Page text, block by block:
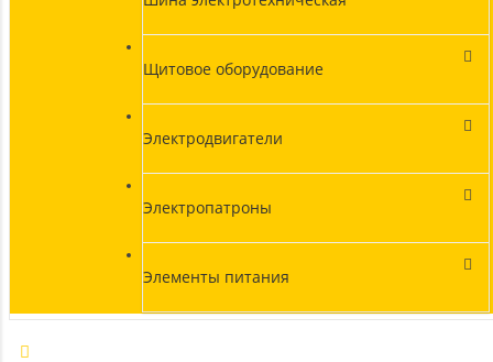
Щитовое оборудование
Электродвигатели
Электропатроны
Элементы питания